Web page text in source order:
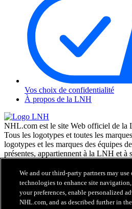
Vos choix de confidentialité
À propos de la LNH
NHL.com est le site Web officiel de la
Tous les logotypes et toutes les
logotypes et les marques des équipes
présentes, appartiennent à la LNH et à
Enterprises, L.P. © LNH 2026. Tous
chandails d'équipe de la LNH
joueurs de la LNH et leurs numéros
de la LNH et de l'AJLNH. Le mot
We and our third-party partners may
technologies to enhance site
your preferences, enable personalized
NHL.com, and as described further in